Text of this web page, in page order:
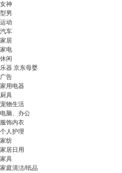
女神
型男
运动
汽车
家居
家电
休闲
乐器 京东母婴
广告
家用电器
厨具
宠物生活
电脑、办公
服饰内衣
个人护理
家纺
家居日用
家具
家庭清洁/纸品